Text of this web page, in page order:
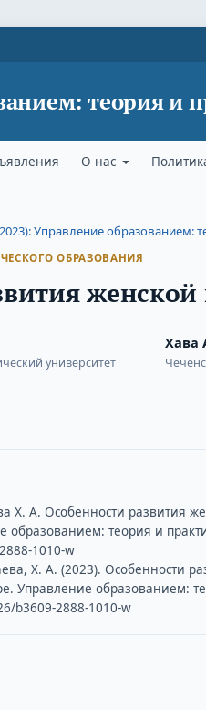
теория и
О нас
Управление образованием:
ОБРАЗОВАНИЯ
университет
Хава
Х. А. Особенности развития
образованием: теория и
1010-w
Х. А. (2023). Особенности
Управление образованием:
b3609-2888-1010-w